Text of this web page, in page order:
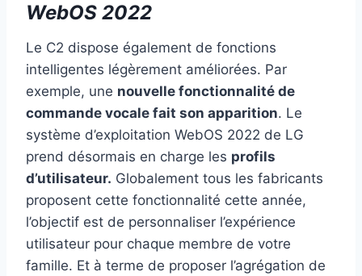
WebOS 2022
Le C2 dispose également de fonctions
intelligentes légèrement améliorées. Par
exemple, une nouvelle fonctionnalité de
commande vocale fait son apparition. Le
système d’exploitation WebOS 2022 de LG
prend désormais en charge les profils
d’utilisateur. Globalement tous les fabricants
proposent cette fonctionnalité cette année,
l’objectif est de personnaliser l’expérience
utilisateur pour chaque membre de votre
famille. Et à terme de proposer l’agrégation de